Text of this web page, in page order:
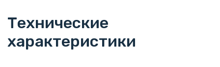
Технические
характеристики